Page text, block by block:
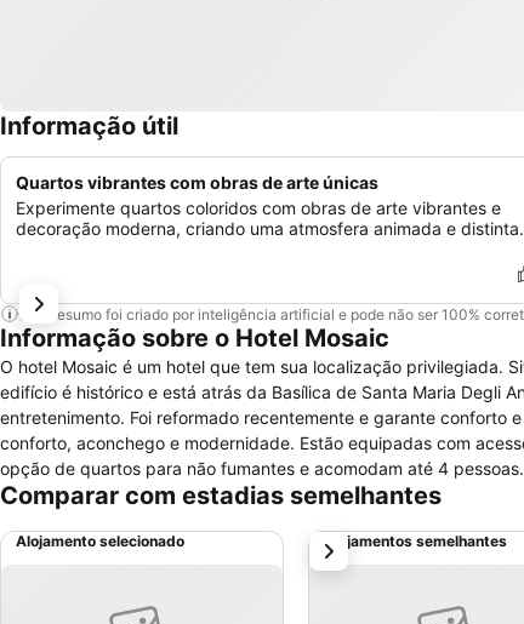
Informação útil
Quartos vibrantes com obras de arte únicas
Experimente quartos coloridos com obras de arte vibrantes e
decoração moderna, criando uma atmosfera animada e distinta.
Este resumo foi criado por inteligência artificial e pode não ser 100%
Informação sobre o Hotel Mosaic
O hotel Mosaic é um hotel que tem sua localização privilegiada.
edifício é histórico e está atrás da Basílica de Santa Maria Degli
entretenimento. Foi reformado recentemente e garante conforto
conforto, aconchego e modernidade. Estão equipadas com
opção de quartos para não fumantes e acomodam até 4
para pessoas com mobilidade reduzida, recepção 24 horas,
Comparar com estadias semelhantes
Alojamento selecionado Alojamentos semelhantes
próximo